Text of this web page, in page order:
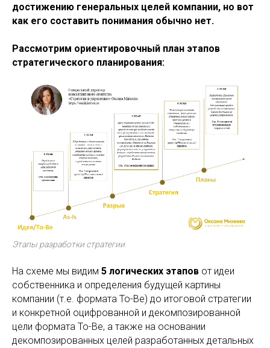
достижению генеральных целей компании, но вот
как его составить понимания обычно нет.
Рассмотрим ориентировочный план этапов
стратегического планирования:
Этапы разработки стратегии
На схеме мы видим 5 логических этапов от идеи
собственника и определения будущей картины
компании (т.е. формата To-Be) до итоговой стратегии
и конкретной оцифрованной и декомпозированной
цели формата To-Be, а также на основании
декомпозированных целей разработанных детальных